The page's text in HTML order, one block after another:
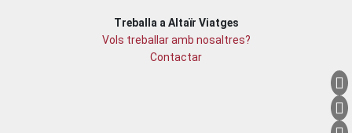
Treballa a Altaïr Viatges
Vols treballar amb nosaltres?
Contactar